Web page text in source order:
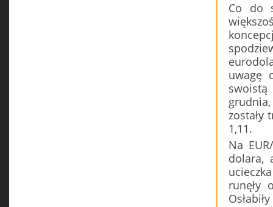
Co do
uwagę
zostały
1,11.
Na
dolara,
runęły